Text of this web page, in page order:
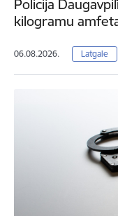
Policija
kilogramu
06.08.2026. Latgale